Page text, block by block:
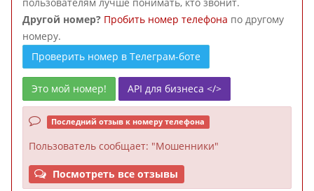
Другой номер? Пробить номер телефона по другому
номеру.
Проверить номер в Телеграм-боте
Это мой номер! API для бизнеса </>
Последний отзыв к номеру телефона
Пользователь сообщает: "Мошенники"
Посмотреть все отзывы